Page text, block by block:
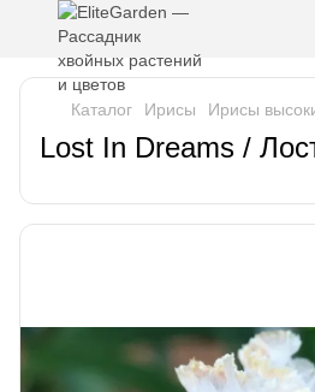
Каталог Ирисы Ирисы
Lost In Dreams /